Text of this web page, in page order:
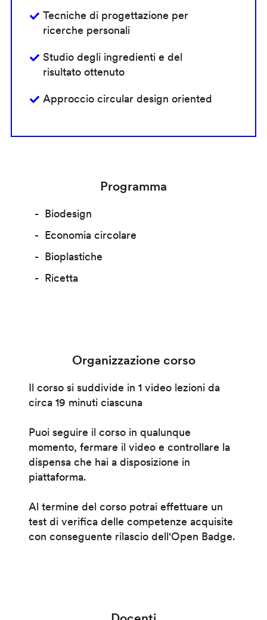
Tecniche di progettazione per
ricerche personali
Studio degli ingredienti e del
risultato ottenuto
Approccio circular design oriented
Programma
Biodesign
Economia circolare
Bioplastiche
Ricetta
Organizzazione corso
Il corso si suddivide in 1 video lezioni da
circa 19 minuti ciascuna
Puoi seguire il corso in qualunque
momento, fermare il video e controllare la
dispensa che hai a disposizione in
piattaforma.
Al termine del corso potrai effettuare un
test di verifica delle competenze acquisite
con conseguente rilascio dell'Open Badge.